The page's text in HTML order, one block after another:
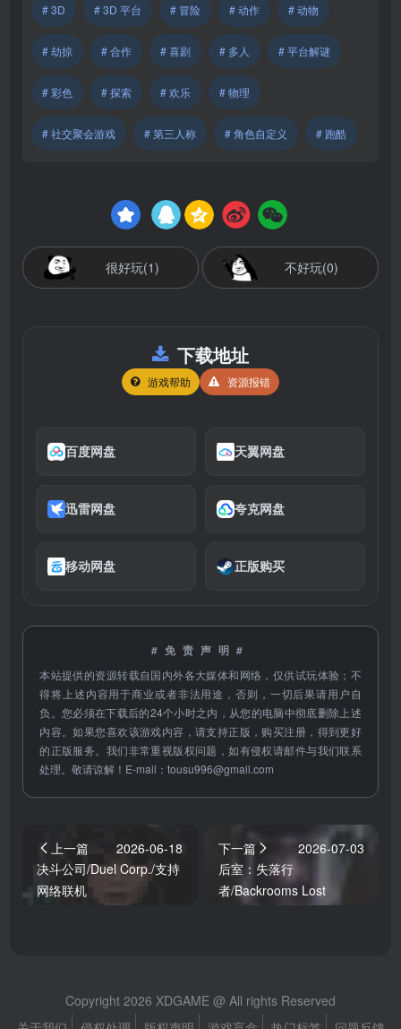
# 3D # 3D 平台 # 冒险 # 动作 # 动物
# 劫掠 # 合作 # 喜剧 # 多人 # 平台解谜
# 彩色 # 探索 # 欢乐 # 物理
# 社交聚会游戏 # 第三人称 # 角色自定义 # 跑酷
很好玩(1) 不好玩(0)
下载地址
游戏帮助 资源报错
百度网盘 天翼网盘
迅雷网盘 夸克网盘
移动网盘 正版购买
#免责声明#
本站提供的资源转载自国内外各大媒体和网络，仅供试玩体验；不
得将上述内容用于商业或者非法用途，否则，一切后果请用户自
负。您必须在下载后的24个小时之内，从您的电脑中彻底删除上述
内容。如果您喜欢该游戏内容，请支持正版，购买注册，得到更好
的正版服务。我们非常重视版权问题，如有侵权请邮件与我们联系
处理。敬请谅解！E-mail：tousu996@gmail.com
上一篇
2026-06-18
决斗公司/Duel Corp./支持
网络联机
下一篇
2026-07-03
后室：失落行
者/Backrooms Lost
Runners/支持网络联机
Copyright 2026 XDGAME @ All rights Reserved